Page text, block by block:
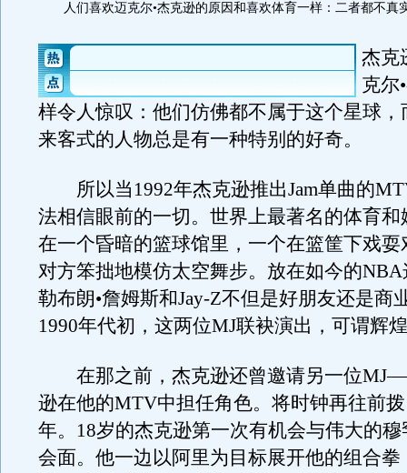
人们喜欢迈克尔•杰克逊的原因和喜欢体育一样：二者都不真
杰克
克尔
样令人惊叹：他们仿佛都不属于这个星球，
来客式的人物总是有一种特别的好奇。
所以当1992年杰克逊推出Jam单曲的
法相信眼前的一切。世界上最著名的体育和
在一个昏暗的篮球馆里，一个在篮筐下戏耍
对方笨拙地模仿太空舞步。放在如今的
勒布朗•詹姆斯和Jay-Z不但是好朋友还是商
1990年代初，这两位MJ联袂演出，可谓辉
在那之前，杰克逊还曾邀请另一位
逊在他的MTV中担任角色。将时钟再往前
年。18岁的杰克逊第一次有机会与伟大的穆
会面。他一边以阿里为目标展开他的组合拳